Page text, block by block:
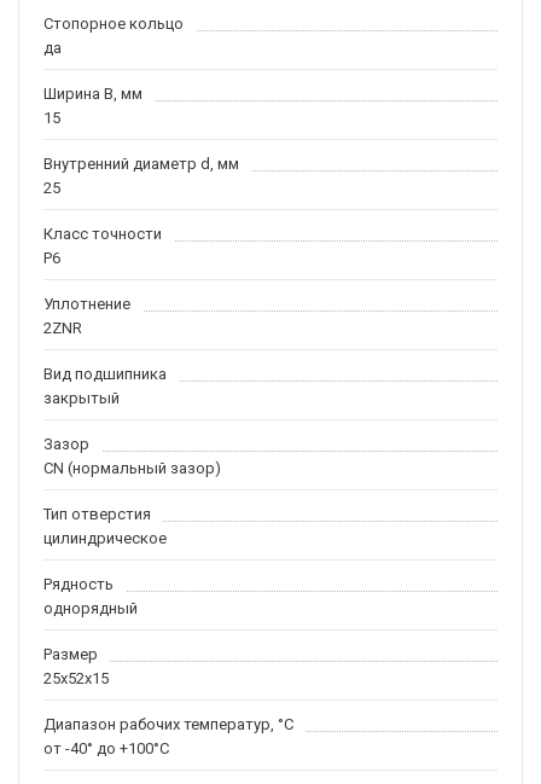
Стопорное кольцо
да
Ширина B, мм
15
Внутренний диаметр d, мм
25
Класс точности
P6
Уплотнение
2ZNR
Вид подшипника
закрытый
Зазор
CN (нормальный зазор)
Тип отверстия
цилиндрическое
Рядность
однорядный
Размер
25x52x15
Диапазон рабочих температур, °C
от -40° до +100°C